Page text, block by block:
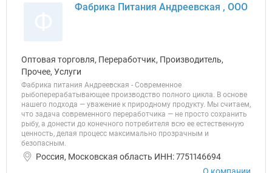
Фабрика Питания Андреевская , ООО
Оптовая торговля, Переработчик, Производитель,
Прочее, Услуги
Фабрика питания Андреевская - Современное
рыбоперерабатывающее производство полного цикла. В основе
нашего подхода — уважение к природному продукту. Мы считаем,
что задача современного переработчика — не просто сохранить
рыбу, а донести до конечного потребителя всю ее естественную
ценность, делая процесс максимально прозрачным и
безопасным.
Россия, Московская область ИНН: 7751146694